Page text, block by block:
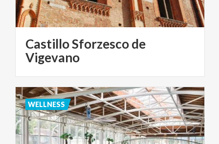
Castillo Sforzesco de
Vigevano
WELLNESS